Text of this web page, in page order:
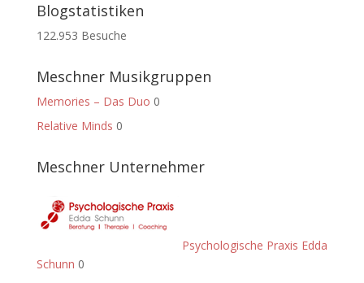
Blogstatistiken
122.953 Besuche
Meschner Musikgruppen
Memories – Das Duo 0
Relative Minds 0
Meschner Unternehmer
Psychologische Praxis Edda
Schunn 0